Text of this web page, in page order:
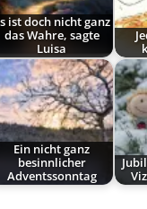
ist doch nicht ganz
das Wahre, sagte
Luisa
Ein nicht ganz
besinnlicher
Adventssonntag